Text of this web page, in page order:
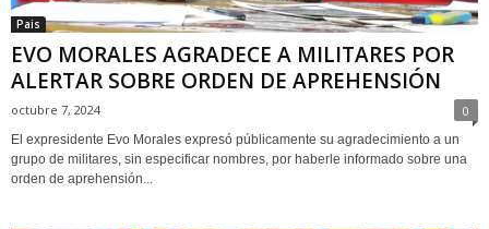
Pais
EVO MORALES AGRADECE A MILITARES POR
ALERTAR SOBRE ORDEN DE APREHENSIÓN
octubre 7, 2024 0
El expresidente Evo Morales expresó públicamente su agradecimiento a un
grupo de militares, sin especificar nombres, por haberle informado sobre una
orden de aprehensión...